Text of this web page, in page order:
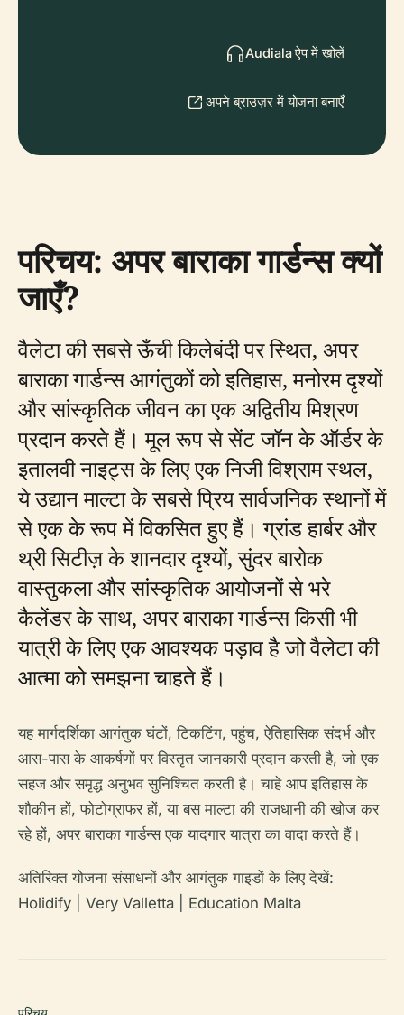
Audiala ऐप में खोलें
अपने ब्राउज़र में योजना बनाएँ
परिचय: अपर बाराका गार्डन्स क्यों
जाएँ?
वैलेटा की सबसे ऊँची किलेबंदी पर स्थित, अपर
बाराका गार्डन्स आगंतुकों को इतिहास, मनोरम दृश्यों
और सांस्कृतिक जीवन का एक अद्वितीय मिश्रण
प्रदान करते हैं। मूल रूप से सेंट जॉन के ऑर्डर के
इतालवी नाइट्स के लिए एक निजी विश्राम स्थल,
ये उद्यान माल्टा के सबसे प्रिय सार्वजनिक स्थानों में
से एक के रूप में विकसित हुए हैं। ग्रांड हार्बर और
थ्री सिटीज़ के शानदार दृश्यों, सुंदर बारोक
वास्तुकला और सांस्कृतिक आयोजनों से भरे
कैलेंडर के साथ, अपर बाराका गार्डन्स किसी भी
यात्री के लिए एक आवश्यक पड़ाव है जो वैलेटा की
आत्मा को समझना चाहते हैं।
यह मार्गदर्शिका आगंतुक घंटों, टिकटिंग, पहुंच, ऐतिहासिक संदर्भ और
आस-पास के आकर्षणों पर विस्तृत जानकारी प्रदान करती है, जो एक
सहज और समृद्ध अनुभव सुनिश्चित करती है। चाहे आप इतिहास के
शौकीन हों, फोटोग्राफर हों, या बस माल्टा की राजधानी की खोज कर
रहे हों, अपर बाराका गार्डन्स एक यादगार यात्रा का वादा करते हैं।
अतिरिक्त योजना संसाधनों और आगंतुक गाइडों के लिए देखें:
Holidify | Very Valletta | Education Malta